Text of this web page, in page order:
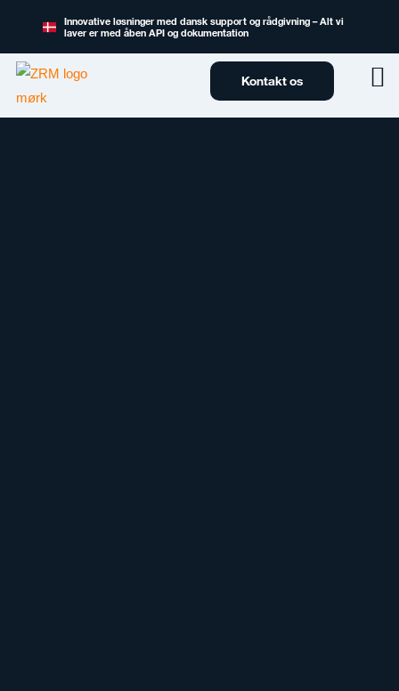
Innovative løsninger med dansk support og rådgivning – Alt vi
laver er med åben API og dokumentation
Kontakt os